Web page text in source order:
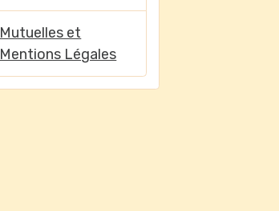
Mutuelles et
Mentions Légales